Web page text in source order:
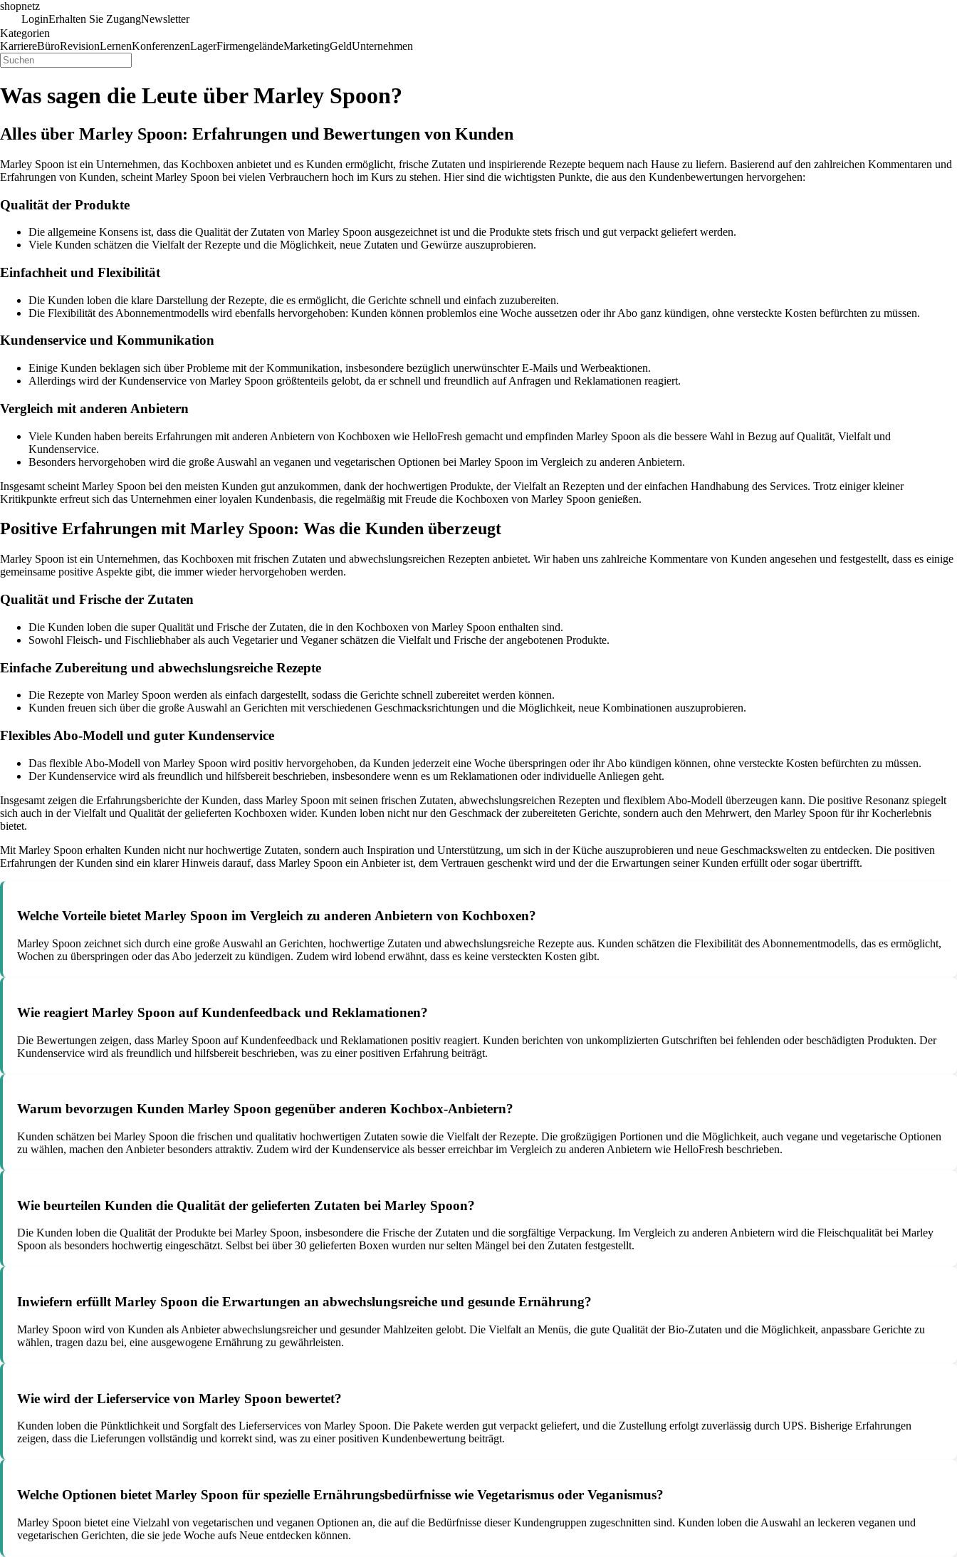
shopnetz
LoginErhalten Sie ZugangNewsletter
Kategorien
KarriereBüroRevisionLernenKonferenzenLagerFirmengeländeMarketingGeldUnternehmen
Was sagen die Leute über Marley Spoon?
Alles über Marley Spoon: Erfahrungen und Bewertungen von Kunden
Marley Spoon ist ein Unternehmen, das Kochboxen anbietet und es Kunden ermöglicht, frische Zutaten und inspirierende Rezepte bequem nach Hause zu liefern. Basierend auf den zahlreichen Kommentaren und
Erfahrungen von Kunden, scheint Marley Spoon bei vielen Verbrauchern hoch im Kurs zu stehen. Hier sind die wichtigsten Punkte, die aus den Kundenbewertungen hervorgehen:
Qualität der Produkte
Die allgemeine Konsens ist, dass die Qualität der Zutaten von Marley Spoon ausgezeichnet ist und die Produkte stets frisch und gut verpackt geliefert werden.
Viele Kunden schätzen die Vielfalt der Rezepte und die Möglichkeit, neue Zutaten und Gewürze auszuprobieren.
Einfachheit und Flexibilität
Die Kunden loben die klare Darstellung der Rezepte, die es ermöglicht, die Gerichte schnell und einfach zuzubereiten.
Die Flexibilität des Abonnementmodells wird ebenfalls hervorgehoben: Kunden können problemlos eine Woche aussetzen oder ihr Abo ganz kündigen, ohne versteckte Kosten befürchten zu müssen.
Kundenservice und Kommunikation
Einige Kunden beklagen sich über Probleme mit der Kommunikation, insbesondere bezüglich unerwünschter E-Mails und Werbeaktionen.
Allerdings wird der Kundenservice von Marley Spoon größtenteils gelobt, da er schnell und freundlich auf Anfragen und Reklamationen reagiert.
Vergleich mit anderen Anbietern
Viele Kunden haben bereits Erfahrungen mit anderen Anbietern von Kochboxen wie HelloFresh gemacht und empfinden Marley Spoon als die bessere Wahl in Bezug auf Qualität, Vielfalt und
Kundenservice.
Besonders hervorgehoben wird die große Auswahl an veganen und vegetarischen Optionen bei Marley Spoon im Vergleich zu anderen Anbietern.
Insgesamt scheint Marley Spoon bei den meisten Kunden gut anzukommen, dank der hochwertigen Produkte, der Vielfalt an Rezepten und der einfachen Handhabung des Services. Trotz einiger kleiner
Kritikpunkte erfreut sich das Unternehmen einer loyalen Kundenbasis, die regelmäßig mit Freude die Kochboxen von Marley Spoon genießen.
Positive Erfahrungen mit Marley Spoon: Was die Kunden überzeugt
Marley Spoon ist ein Unternehmen, das Kochboxen mit frischen Zutaten und abwechslungsreichen Rezepten anbietet. Wir haben uns zahlreiche Kommentare von Kunden angesehen und festgestellt, dass es einige
gemeinsame positive Aspekte gibt, die immer wieder hervorgehoben werden.
Qualität und Frische der Zutaten
Die Kunden loben die super Qualität und Frische der Zutaten, die in den Kochboxen von Marley Spoon enthalten sind.
Sowohl Fleisch- und Fischliebhaber als auch Vegetarier und Veganer schätzen die Vielfalt und Frische der angebotenen Produkte.
Einfache Zubereitung und abwechslungsreiche Rezepte
Die Rezepte von Marley Spoon werden als einfach dargestellt, sodass die Gerichte schnell zubereitet werden können.
Kunden freuen sich über die große Auswahl an Gerichten mit verschiedenen Geschmacksrichtungen und die Möglichkeit, neue Kombinationen auszuprobieren.
Flexibles Abo-Modell und guter Kundenservice
Das flexible Abo-Modell von Marley Spoon wird positiv hervorgehoben, da Kunden jederzeit eine Woche überspringen oder ihr Abo kündigen können, ohne versteckte Kosten befürchten zu müssen.
Der Kundenservice wird als freundlich und hilfsbereit beschrieben, insbesondere wenn es um Reklamationen oder individuelle Anliegen geht.
Insgesamt zeigen die Erfahrungsberichte der Kunden, dass Marley Spoon mit seinen frischen Zutaten, abwechslungsreichen Rezepten und flexiblem Abo-Modell überzeugen kann. Die positive Resonanz spiegelt
sich auch in der Vielfalt und Qualität der gelieferten Kochboxen wider. Kunden loben nicht nur den Geschmack der zubereiteten Gerichte, sondern auch den Mehrwert, den Marley Spoon für ihr Kocherlebnis
bietet.
Mit Marley Spoon erhalten Kunden nicht nur hochwertige Zutaten, sondern auch Inspiration und Unterstützung, um sich in der Küche auszuprobieren und neue Geschmackswelten zu entdecken. Die positiven
Erfahrungen der Kunden sind ein klarer Hinweis darauf, dass Marley Spoon ein Anbieter ist, dem Vertrauen geschenkt wird und der die Erwartungen seiner Kunden erfüllt oder sogar übertrifft.
Welche Vorteile bietet Marley Spoon im Vergleich zu anderen Anbietern von Kochboxen?
Marley Spoon zeichnet sich durch eine große Auswahl an Gerichten, hochwertige Zutaten und abwechslungsreiche Rezepte aus. Kunden schätzen die Flexibilität des Abonnementmodells, das es ermöglicht,
Wochen zu überspringen oder das Abo jederzeit zu kündigen. Zudem wird lobend erwähnt, dass es keine versteckten Kosten gibt.
Wie reagiert Marley Spoon auf Kundenfeedback und Reklamationen?
Die Bewertungen zeigen, dass Marley Spoon auf Kundenfeedback und Reklamationen positiv reagiert. Kunden berichten von unkomplizierten Gutschriften bei fehlenden oder beschädigten Produkten. Der
Kundenservice wird als freundlich und hilfsbereit beschrieben, was zu einer positiven Erfahrung beiträgt.
Warum bevorzugen Kunden Marley Spoon gegenüber anderen Kochbox-Anbietern?
Kunden schätzen bei Marley Spoon die frischen und qualitativ hochwertigen Zutaten sowie die Vielfalt der Rezepte. Die großzügigen Portionen und die Möglichkeit, auch vegane und vegetarische Optionen
zu wählen, machen den Anbieter besonders attraktiv. Zudem wird der Kundenservice als besser erreichbar im Vergleich zu anderen Anbietern wie HelloFresh beschrieben.
Wie beurteilen Kunden die Qualität der gelieferten Zutaten bei Marley Spoon?
Die Kunden loben die Qualität der Produkte bei Marley Spoon, insbesondere die Frische der Zutaten und die sorgfältige Verpackung. Im Vergleich zu anderen Anbietern wird die Fleischqualität bei Marley
Spoon als besonders hochwertig eingeschätzt. Selbst bei über 30 gelieferten Boxen wurden nur selten Mängel bei den Zutaten festgestellt.
Inwiefern erfüllt Marley Spoon die Erwartungen an abwechslungsreiche und gesunde Ernährung?
Marley Spoon wird von Kunden als Anbieter abwechslungsreicher und gesunder Mahlzeiten gelobt. Die Vielfalt an Menüs, die gute Qualität der Bio-Zutaten und die Möglichkeit, anpassbare Gerichte zu
wählen, tragen dazu bei, eine ausgewogene Ernährung zu gewährleisten.
Wie wird der Lieferservice von Marley Spoon bewertet?
Kunden loben die Pünktlichkeit und Sorgfalt des Lieferservices von Marley Spoon. Die Pakete werden gut verpackt geliefert, und die Zustellung erfolgt zuverlässig durch UPS. Bisherige Erfahrungen
zeigen, dass die Lieferungen vollständig und korrekt sind, was zu einer positiven Kundenbewertung beiträgt.
Welche Optionen bietet Marley Spoon für spezielle Ernährungsbedürfnisse wie Vegetarismus oder Veganismus?
Marley Spoon bietet eine Vielzahl von vegetarischen und veganen Optionen an, die auf die Bedürfnisse dieser Kundengruppen zugeschnitten sind. Kunden loben die Auswahl an leckeren veganen und
vegetarischen Gerichten, die sie jede Woche aufs Neue entdecken können.